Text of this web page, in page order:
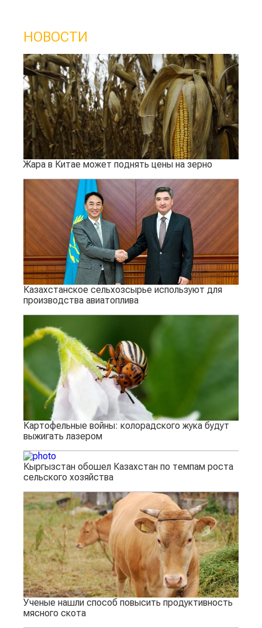
НОВОСТИ
Жара в Китае может поднять цены на зерно
Казахстанское сельхозсырье используют для
производства авиатоплива
Картофельные войны: колорадского жука будут
выжигать лазером
Кыргызстан обошел Казахстан по темпам роста
сельского хозяйства
Ученые нашли способ повысить продуктивность
мясного скота